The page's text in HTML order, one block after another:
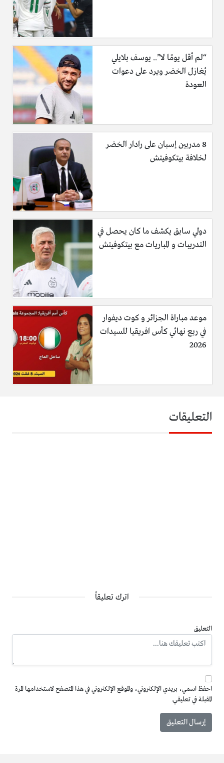
“لم أقل يومًا لا”.. يوسف بلايلي
يُغازل الخضر ويرد على دعوات
العودة
8 مدربين إسبان على رادار الخضر
لخلافة بيتكوفيتش
دولي سابق يكشف ما كان يحصل في
التدريبات و المباريات مع بيتكوفيتش
موعد مباراة الجزائر و كوت ديفوار
في ربع نهائي كأس افريقيا للسيدات
2026
التعليقات
اترك تعليقاً
التعليق
احفظ اسمي، بريدي الإلكتروني، والموقع الإلكتروني في هذا المتصفح لاستخدامها المرة
المقبلة في تعليقي.